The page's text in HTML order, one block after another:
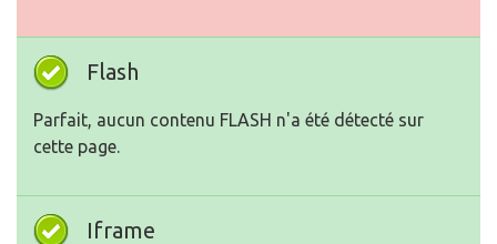
Flash
Parfait, aucun contenu FLASH n'a été détecté sur
cette page.
Iframe